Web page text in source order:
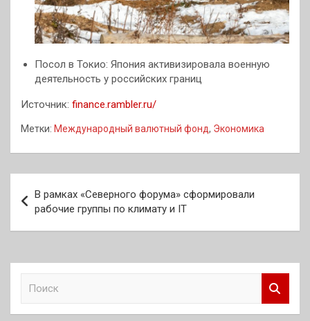
Посол в Токио: Япония активизировала военную
деятельность у российских границ
Источник: finance.rambler.ru/
Метки: Международный валютный фонд, Экономика
по
записям
В рамках «Северного форума» сформировали
рабочие группы по климату и IT